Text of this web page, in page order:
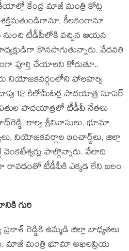
కేంద్ర మాజీ మంత్రి కోట్ల
శక్తిమతుండిగానూ, కీలకంగానూ
నుంచి టీడీపీలోకి వచ్చిన ఆయన
కొనసాగుతున్నారు. వేదవతి
పూర్తి చేయాలని కోరుతూ..
నియోజకవర్గంలోని హాలహర్వి
12 కిలోమీటర్ల పాదయాత్ర సూపర్
పాదయాత్రలో టీడీపీ నేతలు
కాల్వ శ్రీనివాసులు, భూమా
నియోజకవర్గాల ఇంచార్జ్‌లు, జిల్లా
పాల్గొన్నారు. వేలాది
రావడంతో టీడీపీకి ఎక్కడ లేని బలం
గురి
రెడ్డికి ఉమ్మడి జిల్లా బాధ్యతలు
మాజీ మంత్రి భూమా అఖిలప్రియ